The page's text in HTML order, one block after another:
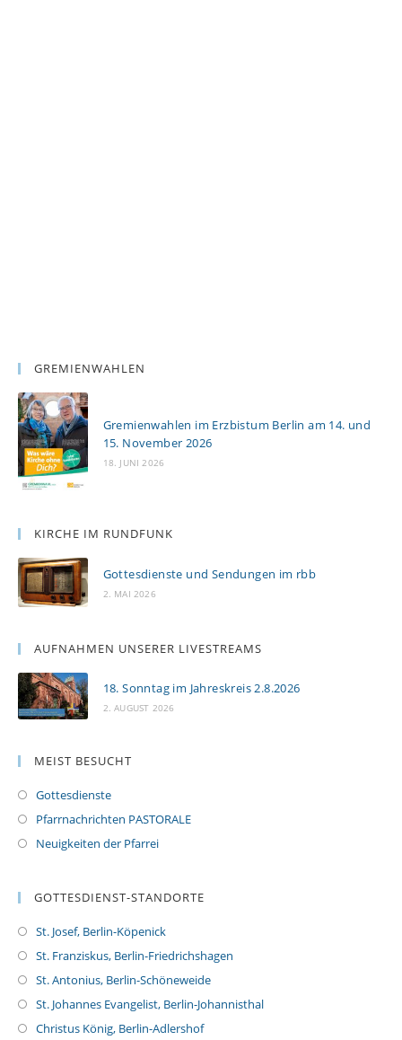
GREMIENWAHLEN
Gremienwahlen im Erzbistum Berlin am 14. und
15. November 2026
18. JUNI 2026
KIRCHE IM RUNDFUNK
Gottesdienste und Sendungen im rbb
2. MAI 2026
AUFNAHMEN UNSERER LIVESTREAMS
18. Sonntag im Jahreskreis 2.8.2026
2. AUGUST 2026
MEIST BESUCHT
Gottesdienste
Pfarrnachrichten PASTORALE
Neuigkeiten der Pfarrei
GOTTESDIENST-STANDORTE
St. Josef, Berlin-Köpenick
St. Franziskus, Berlin-Friedrichshagen
St. Antonius, Berlin-Schöneweide
St. Johannes Evangelist, Berlin-Johannisthal
Christus König, Berlin-Adlershof